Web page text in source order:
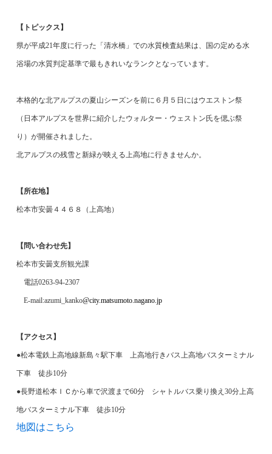
【トピックス】
県が平成21年度に行った「清水橋」での水質検査結果は、国の定める水
浴場の水質判定基準で最もきれいなランクとなっています。
本格的な北アルプスの夏山シーズンを前に ６月５日にはウエストン祭
（ 日本アルプスを世界に紹介したウォルター・ウェストン氏を偲ぶ祭
り）が開催されました。
北アルプスの残雪と新緑が映える上高地に行きませんか。
【所在地】
松本市安曇４４６８（上高地）
【問い合わせ先】
松本市安曇支所観光課
電話0263-94-2307
E-mail:azumi_kanko@city.matsumoto.nagano.jp
【アクセス】
●松本電鉄上高地線新島々駅下車 上高地行きバス上高地バスターミナル
下車 徒歩10分
●長野道松本ＩＣから車で沢渡まで60分 シャトルバス乗り換え30分上高
地バスターミナル下車 徒歩10分
地図はこちら